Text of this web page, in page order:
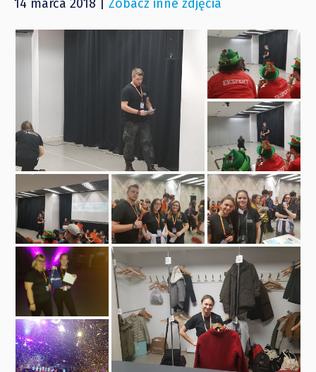
14 marca 2018 | Zobacz inne zdjęcia